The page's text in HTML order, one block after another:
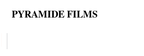
PYRAMIDE FILMS